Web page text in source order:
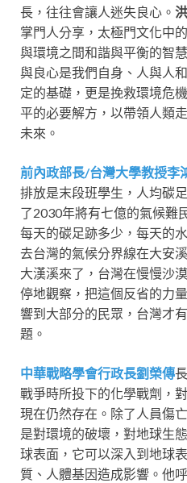
長，往往會讓人迷失良心。
掌門人分享，太極門文化中
與環境之間和諧與平衡的智
與良心是我們自身、人與人
定的基礎，更是挽救環境危
平的必要解方，以帶領人類
未來。
前內政部長/台灣大學教授李
排放是末段班學生，人均碳
了2030年將有七億的氣候難
每天的碳足跡多少，每天的
去台灣的氣候分界線在大安
大漢溪來了，台灣在慢慢沙
停地觀察，把這個反省的力
響到大部分的民眾，台灣才
題。
中華戰略學會行政長劉榮傳
戰爭時所投下的化學戰劑，
現在仍然存在。除了人員傷
是對環境的破壞，對地球生
球表面，它可以深入到地球
質、人體基因造成影響。他